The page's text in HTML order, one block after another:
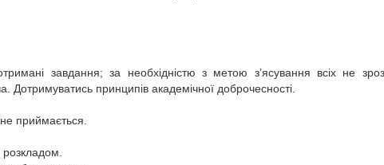
завдання; за необхідністю з метою з’ясування всіх не
Дотримуватись принципів академічної доброчесності.
приймається.